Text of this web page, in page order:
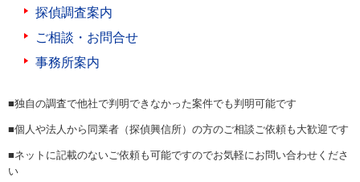
探偵調査案内
ご相談・お問合せ
事務所案内
■独自の調査で他社で判明できなかった案件でも判明可能です
■個人や法人から同業者（探偵興信所）の方のご相談ご依頼も大歓迎です
■ネットに記載のないご依頼も可能ですのでお気軽にお問い合わせくださ
い